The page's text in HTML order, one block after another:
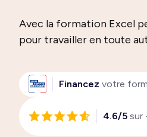
Avec la formation Excel
pour travailler en toute
Financez votre
4.6/5 sur